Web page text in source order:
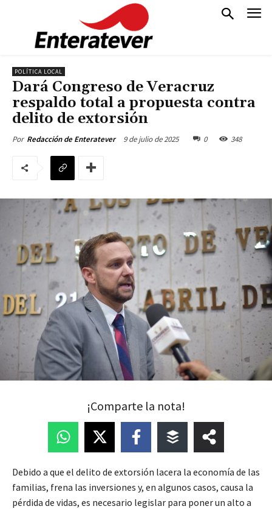
POLÍTICA LOCAL
Dará Congreso de Veracruz
respaldo total a propuesta contra
delito de extorsión
Por Redacción de Enteratever 9 de julio de 2025 0 348
¡Comparte la nota!
Debido a que el delito de extorsión lacera la economía de las
familias, frena las inversiones y, en algunos casos, causa la
pérdida de vidas, es necesario legislar para poner un alto a